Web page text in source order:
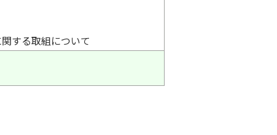
する取組について